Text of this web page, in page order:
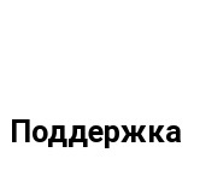
Поддержка